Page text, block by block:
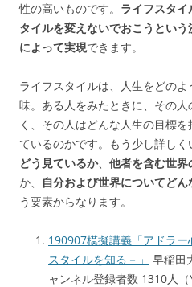
性の高いものです。 ライフスタ
タイルを変えないでおこうとい
によって実現できます。
ライフスタイルは、人生をどの
味。ある人をみたときに、その
く、その人はどんな人生の目標
ているのかです。もう少し詳しく
どう見ているか、 他者を含む世界
か、
自分および世界についてどん
う要素からなります。
190907模擬講義「アドラ
スタイルを知る－」
早稲田
ャンネル登録者数 1310人（